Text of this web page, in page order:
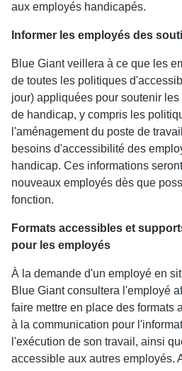
aux employés handicapés.
Informer les employés des
Blue Giant veillera à ce que les
de toutes les politiques
jour) appliquées pour soutenir
de handicap, y compris les
l'aménagement du poste de
besoins d'accessibilité des
handicap. Ces informations
nouveaux employés dès que
fonction.
Formats accessibles et
pour les employés
À la demande d'un employé en
Blue Giant consultera l'employé
faire mettre en place des formats
à la communication pour
l'exécution de son travail, ainsi
accessible aux autres employés.